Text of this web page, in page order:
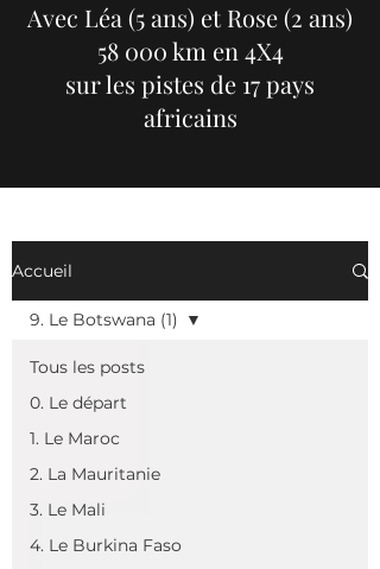
Avec Léa (5 ans) et Rose (2 ans)
58 000 km en 4X4
sur les pistes de 17 pays
africains
Accueil
Tous les posts
0. Le départ
1. Le Maroc
2. La Mauritanie
3. Le Mali
4. Le Burkina Faso
9. Le Botswana (1)